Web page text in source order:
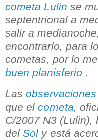
cometa Lulin se
septentrional a
salir a
encontrarlo, para
cometas, por lo
buen planisferio .
Las observaciones
que el cometa,
C/2007 N3 (Lulin),
del Sol y está